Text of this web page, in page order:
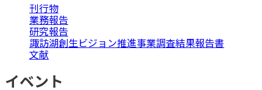
刊行物
業務報告
研究報告
諏訪湖創生ビジョン推進事業調査結果報告書
文献
イベント